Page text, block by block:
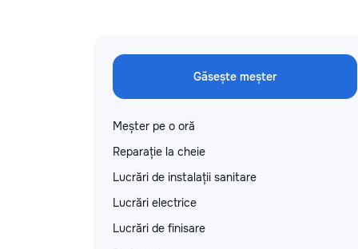
Găsește meșter
Meșter pe o oră
Reparație la cheie
Lucrări de instalații sanitare
Lucrări electrice
Lucrări de finisare